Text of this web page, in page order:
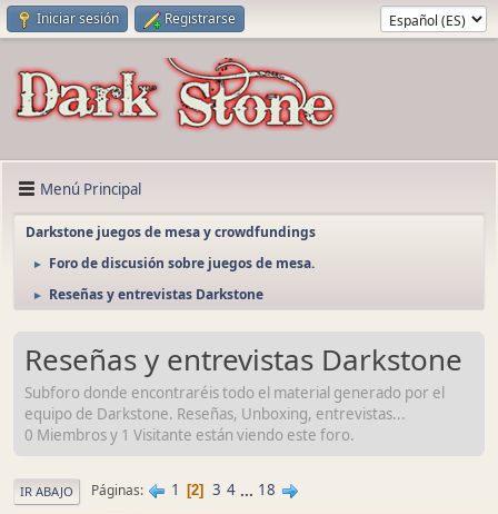
Iniciar sesión Registrarse
Menú Principal
Darkstone juegos de mesa y crowdfundings
► Foro de discusión sobre juegos de mesa.
► Reseñas y entrevistas Darkstone
Reseñas y entrevistas Darkstone
Subforo donde encontraréis todo el material generado por el
equipo de Darkstone. Reseñas, Unboxing, entrevistas...
0 Miembros y 1 Visitante están viendo este foro.
IR ABAJO Páginas 1 2 3 4 ... 18